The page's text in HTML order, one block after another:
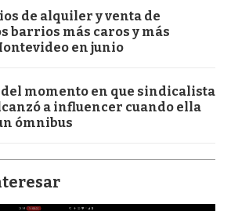
de alquiler y venta de
barrios más caros y más
en junio
del momento en que sindicalista
a influencer cuando ella
ómnibus